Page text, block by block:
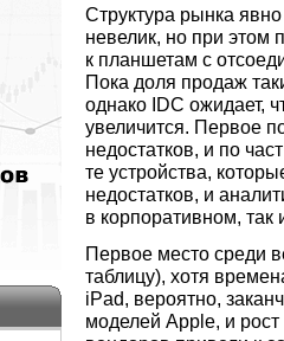
Структура рынка
невелик, но при
к планшетам с
Пока доля продаж
однако IDC ожидает,
увеличится. Первое
недостатков, и по
те устройства,
недостатков, и
в корпоративном, так
Первое место среди
таблицу), хотя
iPad, вероятно,
моделей Apple, и